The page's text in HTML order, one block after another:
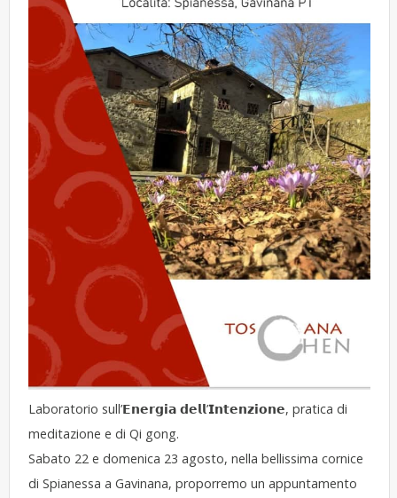
Laboratorio sull’𝗘𝗻𝗲𝗿𝗴𝗶𝗮 𝗱𝗲𝗹𝗹’𝗜𝗻𝘁𝗲𝗻𝘇𝗶𝗼𝗻𝗲, pratica di
meditazione e di Qi gong.
Sabato 22 e domenica 23 agosto, nella bellissima cornice
di Spianessa a Gavinana, proporremo un appuntamento